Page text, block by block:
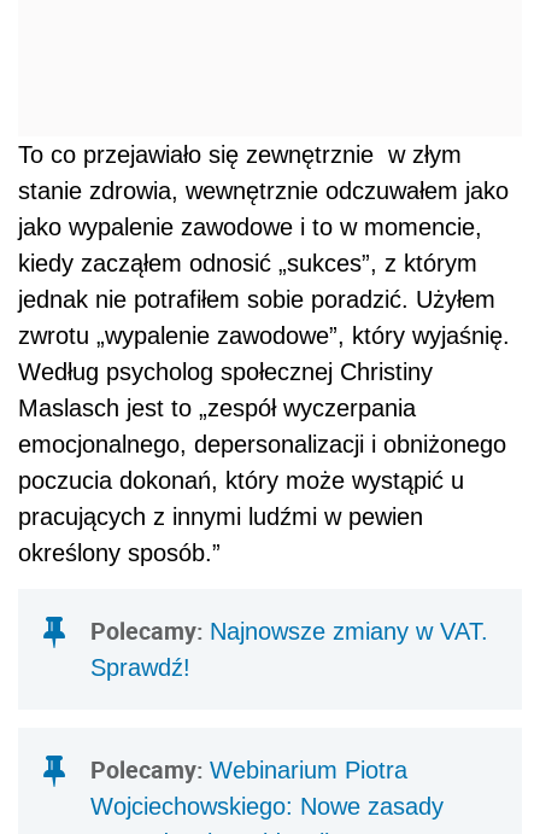
To co przejawiało się zewnętrznie w złym
stanie zdrowia, wewnętrznie odczuwałem jako
jako wypalenie zawodowe i to w momencie,
kiedy zacząłem odnosić „sukces”, z którym
jednak nie potrafiłem sobie poradzić. Użyłem
zwrotu „wypalenie zawodowe”, który wyjaśnię.
Według psycholog społecznej Christiny
Maslasch jest to „zespół wyczerpania
emocjonalnego, depersonalizacji i obniżonego
poczucia dokonań, który może wystąpić u
pracujących z innymi ludźmi w pewien
określony sposób.”
Polecamy: Najnowsze zmiany w VAT.
Sprawdź!
Polecamy: Webinarium Piotra
Wojciechowskiego: Nowe zasady